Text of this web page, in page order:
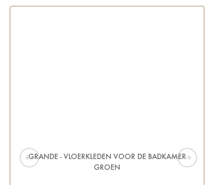
GRANDE - VLOERKLEDEN VOOR DE BADKAMER
GROEN